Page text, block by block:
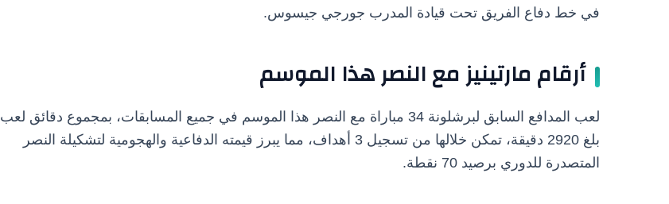
في خط دفاع الفريق تحت قيادة المدرب جورجي جيسوس.
أرقام مارتينيز مع النصر هذا الموسم
لعب المدافع السابق لبرشلونة 34 مباراة مع النصر هذا الموسم في جميع المسابقات، بمجموع دقائق لعب
بلغ 2920 دقيقة، تمكن خلالها من تسجيل 3 أهداف، مما يبرز قيمته الدفاعية والهجومية لتشكيلة النصر
المتصدرة للدوري برصيد 70 نقطة.